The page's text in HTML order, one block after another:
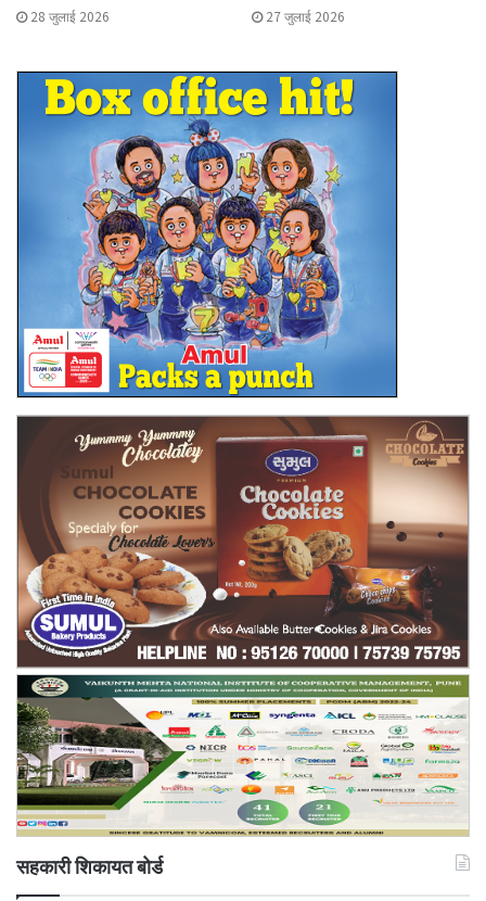
28 जुलाई 2026 27 जुलाई 2026
सहकारी शिकायत बोर्ड